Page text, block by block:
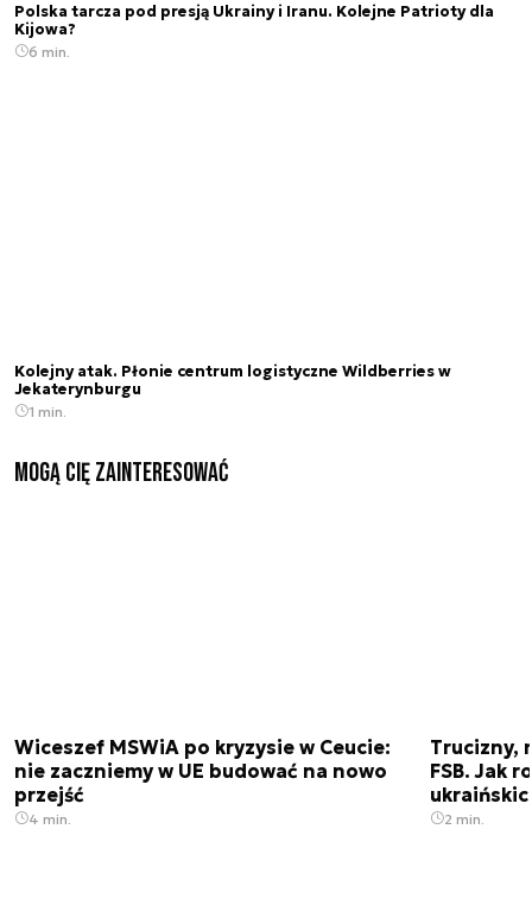
Polska tarcza pod presją Ukrainy i Iranu. Kolejne Patrioty dla
Kijowa?
6 min.
Kolejny atak. Płonie centrum logistyczne Wildberries w
Jekaterynburgu
1 min.
Mogą Cię zainteresować
Wiceszef MSWiA po kryzysie w Ceucie:
nie zaczniemy w UE budować na nowo
przejść
4 min.
Trucizny,
FSB. Jak
2 min.